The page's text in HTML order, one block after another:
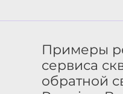
Примеры
сервиса
обратной